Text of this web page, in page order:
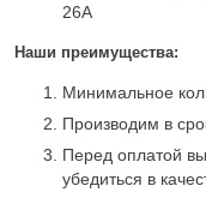
26А
Наши преимущества:
Минимальное
Производим в
Перед оплатой
убедиться в